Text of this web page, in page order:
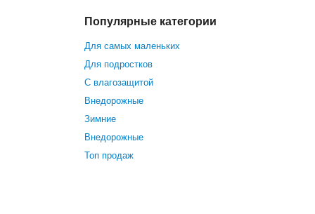
Популярные категории
Для самых маленьких
Для подростков
С влагозащитой
Внедорожные
Зимние
Внедорожные
Топ продаж